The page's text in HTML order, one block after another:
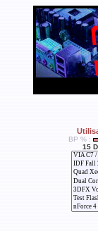
BP % :
15